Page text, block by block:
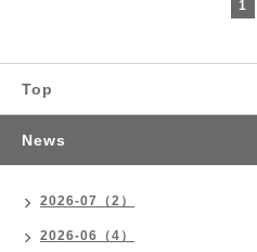
1
Top
News
2026-07（2）
2026-06（4）